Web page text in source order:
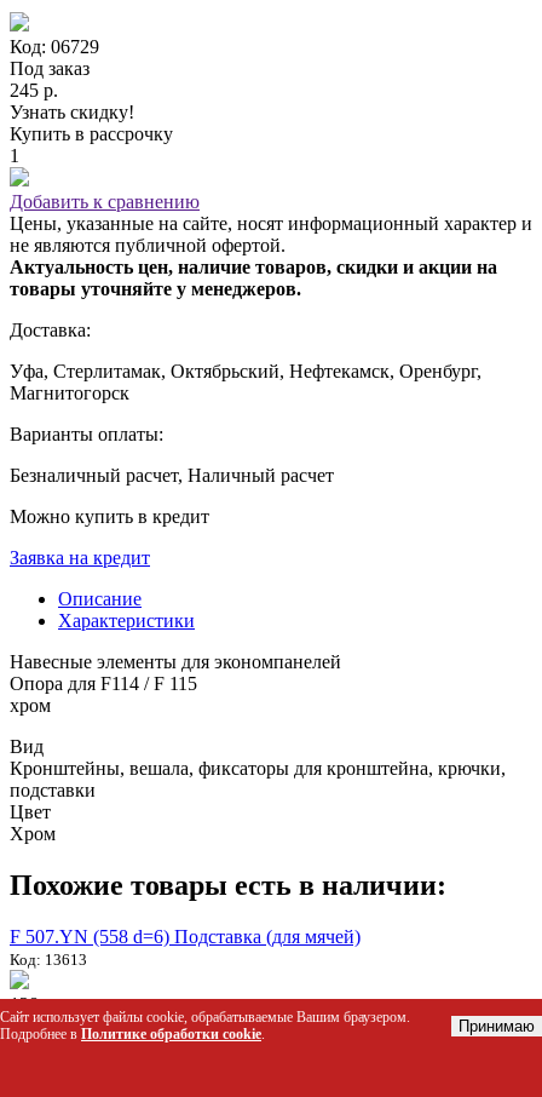
Код: 06729
Под заказ
245 р.
Узнать скидку!
Купить в рассрочку
1
Добавить к сравнению
Цены, указанные на сайте, носят информационный характер и
не являются публичной офертой.
Актуальность цен, наличие товаров, скидки и акции на
товары уточняйте у менеджеров.
Доставка:
Уфа, Стерлитамак, Октябрьский, Нефтекамск, Оренбург,
Магнитогорск
Варианты оплаты:
Безналичный расчет, Наличный расчет
Можно купить в кредит
Заявка на кредит
Описание
Характеристики
Навесные элементы для экономпанелей
Опора для F114 / F 115
хром
Вид
Кронштейны, вешала, фиксаторы для кронштейна, крючки,
подставки
Цвет
Хром
Похожие товары есть в наличии:
F 507.YN (558 d=6) Подставка (для мячей)
Код: 13613
128 р.
Узнать скидку!
Пластиковые вставки (1200мм) APN.046.BG бежевые
Сайт использует файлы cookie, обрабатываемые Вашим браузером.
Подробнее в Политике обработки cookie. Принимаю